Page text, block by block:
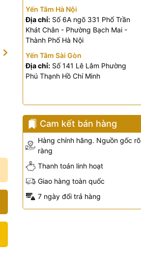
Yến Tâm Hà Nội
Địa chỉ:Số 6A ngõ 331 Phố Trần
Khát Chân - Phường Bạch Mai -
Thành Phố Hà Nội
Yến Tâm Sài Gòn
Địa chỉ:Số 141 Lê Lâm Phường
Phú Thạnh Hồ Chí Minh
Cam kết bán hàng
Hàng chính hãng. Nguồn gốc rõ
ràng
Thanh toán linh hoạt
Giao hàng toàn quốc
7 ngày đổi trả hàng